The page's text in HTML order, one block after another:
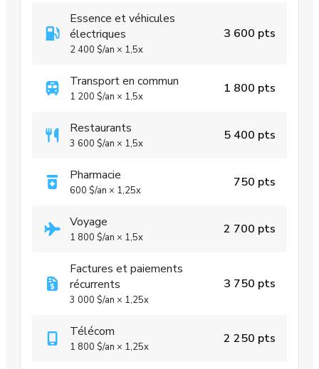
Essence et véhicules
électriques
2 400 $/an × 1,5x
3 600 pts
Transport en commun
1 200 $/an × 1,5x
1 800 pts
Restaurants
3 600 $/an × 1,5x
5 400 pts
Pharmacie
600 $/an × 1,25x
750 pts
Voyage
1 800 $/an × 1,5x
2 700 pts
Factures et paiements
récurrents
3 000 $/an × 1,25x
3 750 pts
Télécom
1 800 $/an × 1,25x
2 250 pts